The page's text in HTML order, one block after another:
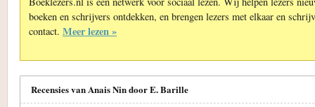
boeken en schrijvers ontdekken, en brengen lezers met elkaar en
contact. Meer lezen »
Recensies van Anais Nin door E. Barille